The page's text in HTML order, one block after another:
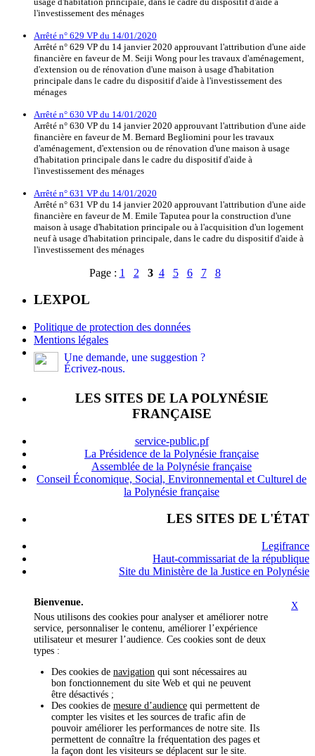
l'investissement des ménages
Arrêté n° 629 VP du 14/01/2020
Arrêté n° 629 VP du 14 janvier 2020 approuvant l'attribution d'une aide
financière en faveur de M. Seiji Wong pour les travaux d'aménagement,
d'extension ou de rénovation d'une maison à usage d'habitation
principale dans le cadre du dispositif d'aide à l'investissement des
ménages
Arrêté n° 630 VP du 14/01/2020
Arrêté n° 630 VP du 14 janvier 2020 approuvant l'attribution d'une aide
financière en faveur de M. Bernard Begliomini pour les travaux
d'aménagement, d'extension ou de rénovation d'une maison à usage
d'habitation principale dans le cadre du dispositif d'aide à
l'investissement des ménages
Arrêté n° 631 VP du 14/01/2020
Arrêté n° 631 VP du 14 janvier 2020 approuvant l'attribution d'une aide
financière en faveur de M. Emile Taputea pour la construction d'une
maison à usage d'habitation principale ou à l'acquisition d'un logement
neuf à usage d'habitation principale, dans le cadre du dispositif d'aide à
l'investissement des ménages
Page : 1 2 3 4 5 6 7 8
LEXPOL
Politique de protection des données
Mentions légales
Une demande, une suggestion ?
Écrivez-nous.
LES SITES DE LA POLYNÉSIE
FRANÇAISE
service-public.pf
La Présidence de la Polynésie française
Assemblée de la Polynésie française
Conseil Économique, Social, Environnemental et Culturel de
la Polynésie française
LES SITES DE L'ÉTAT
Legifrance
Haut-commissariat de la république
Site du Ministère de la Justice en Polynésie
X
Bienvenue.
Nous utilisons des cookies pour analyser et améliorer notre
service, personnaliser le contenu, améliorer l’expérience
utilisateur et mesurer l’audience. Ces cookies sont de deux
types :
Des cookies de navigation qui sont nécessaires au
bon fonctionnement du site Web et qui ne peuvent
être désactivés ;
Des cookies de mesure d’audience qui permettent de
compter les visites et les sources de trafic afin de
pouvoir améliorer les performances de notre site. Ils
permettent de connaître la fréquentation des pages et
la façon dont les visiteurs se déplacent sur le site.